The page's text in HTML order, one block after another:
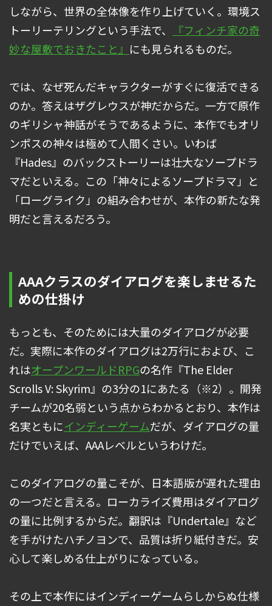
しながら、世界の全体像を作り上げていく。環境ス
トーリーテリングという手法で、
『フィンチ家の奇
妙な屋敷でおきたこと』 にも見られるものだ。
では、なぜ死んだキャラクターがすぐに復活できる
のか。答えはザグレウスが神だからだ。一方で原作
のギリシャ神話がそうであるように、本作でもオリ
ンポスの神々は極めて人間くさい。いわば
『Hades』のバックストーリーは壮大なソープドラ
マだといえる。この「神々によるソープドラマ」と
「ローグライク」の組み合わせが、本作の新たな発
明だと言えるだろう。
AAAクラスのダイアログを楽しませるた
めの仕掛け
もっとも、そのためには大量のダイアログが必要
だ。実際に本作のダイアログは2万行におよび、こ
れはオープンワールドRPGの名作『The Elder
Scrolls V: Skyrim』の3分の1にあたる（※2）。開発
チームが20名弱という点からわかるとおり、本作は
名実ともにインディーゲームだが、ダイアログの量
だけでいえば、AAAレベルというわけだ。
このダイアログの量こそが、日本語版が遅れた理由
の一つだと言える。ローカライズ費用はダイアログ
の量に比例するからだ。翻訳は『Undertale』など
を手がけたハチノヨンで、品質は折り紙付きだ。安
心して楽しめる仕上がりになっている。
その上で本作にはインディーゲームらしからぬ仕様